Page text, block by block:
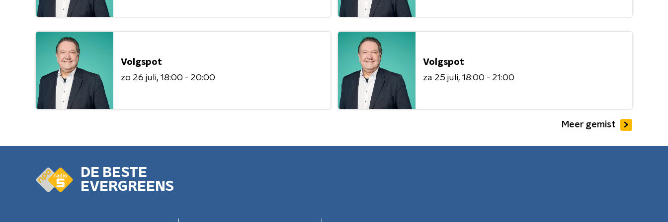
Volgspot
zo 26 juli 18:00 - 20:00
Volgspot
za 25 juli 18:00 - 21:00
Meer gemist
DE BESTE
EVERGREENS